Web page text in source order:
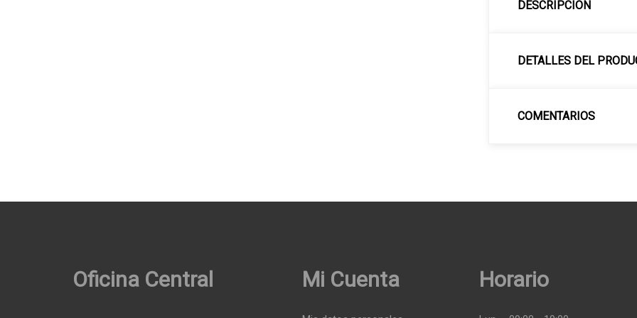
DESCRIPCIÓN
DETALLES DEL
COMENTARIOS
Oficina Central Mi Cuenta Horario